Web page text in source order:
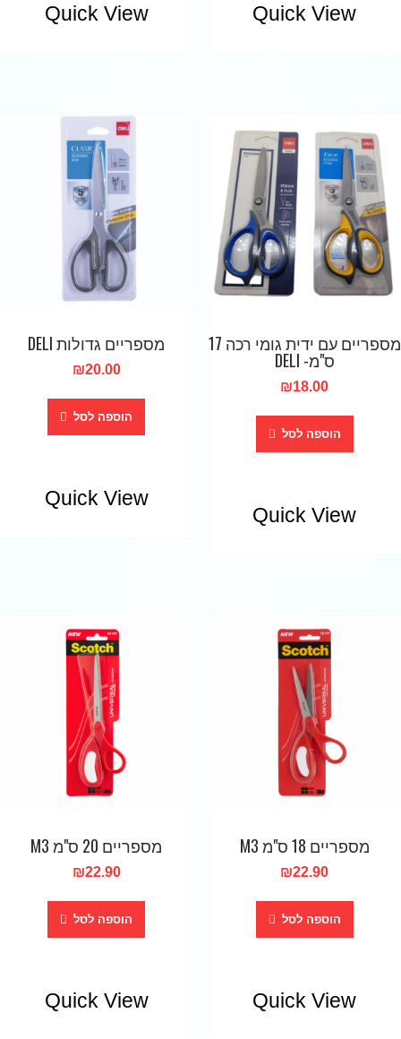
Quick View
Quick View
מספריים עם ידית גומי רכה 17
ס"מ- DELI
₪18.00
הוספה לסל
Quick View
מספריים גדולות DELI
₪20.00
הוספה לסל
Quick View
מספריים 18 ס"מ M3
₪22.90
הוספה לסל
Quick View
מספריים 20 ס"מ M3
₪22.90
הוספה לסל
Quick View